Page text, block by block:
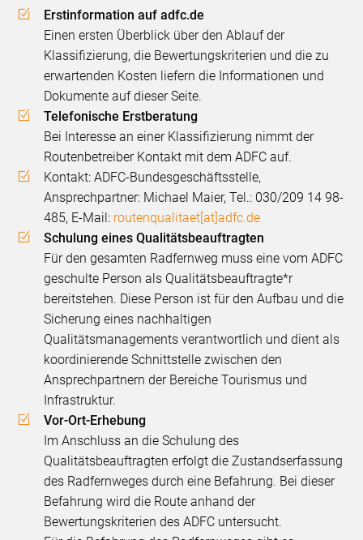
Erstinformation auf adfc.de
Einen ersten Überblick über den Ablauf der
Klassifizierung, die Bewertungskriterien und die zu
erwartenden Kosten liefern die Informationen und
Dokumente auf dieser Seite.
Telefonische Erstberatung
Bei Interesse an einer Klassifizierung nimmt der
Routenbetreiber Kontakt mit dem ADFC auf.
Kontakt: ADFC-Bundesgeschäftsstelle,
Ansprechpartner: Michael Maier, Tel.: 030/209 14 98-
485, E-Mail: routenqualitaet[at]adfc.de
Schulung eines Qualitätsbeauftragten
Für den gesamten Radfernweg muss eine vom ADFC
geschulte Person als Qualitätsbeauftragte*r
bereitstehen. Diese Person ist für den Aufbau und die
Sicherung eines nachhaltigen
Qualitätsmanagements verantwortlich und dient als
koordinierende Schnittstelle zwischen den
Ansprechpartnern der Bereiche Tourismus und
Infrastruktur.
Vor-Ort-Erhebung
Im Anschluss an die Schulung des
Qualitätsbeauftragten erfolgt die Zustandserfassung
des Radfernweges durch eine Befahrung. Bei dieser
Befahrung wird die Route anhand der
Bewertungskriterien des ADFC untersucht.